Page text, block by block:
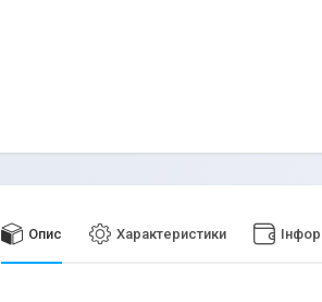
Опис Характеристики